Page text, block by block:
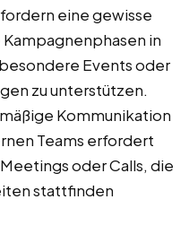
eine gewisse
in
Events oder
zu unterstützen.
Kommunikation
Teams erfordert
oder Calls, die
stattfinden